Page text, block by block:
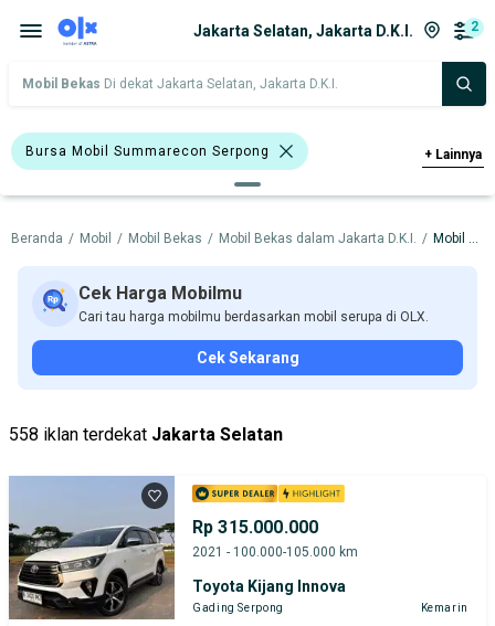
Jakarta Selatan, Jakarta D.K.I. 2
Mobil Bekas Di dekat Jakarta Selatan, Jakarta D.K.I.
Bursa Mobil Summarecon Serpong
Toyota
Harga Merek Dan Model Tahun
Tipe Bodi Tipe Membership
+ Lainnya
Beranda / Mobil / Mobil Bekas / Mobil Bekas dalam Jakarta D.K.I. / Mobil Bekas dalam Jakarta Selatan
Cek Harga Mobilmu
Cari tau harga mobilmu berdasarkan mobil serupa di OLX.
Cek Sekarang
558 iklan terdekat Jakarta Selatan
Rp 315.000.000
2021 - 100.000-105.000 km
Toyota Kijang Innova
Gading Serpong Kemarin